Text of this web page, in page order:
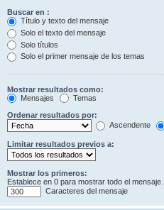
Buscar en :
Título y texto del mensaje
Solo el texto del mensaje
Solo títulos
Solo el primer mensaje de los temas
Mostrar resultados como:
Mensajes
Temas
Ordenar resultados por:
Ascendente
Limitar resultados previos a:
Mostrar los primeros:
Establece en 0 para mostrar todo el mensaje.
Caracteres del mensaje